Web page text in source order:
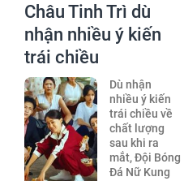
Châu Tinh Trì dù
nhận nhiều ý kiến
trái chiều
Dù nhận
nhiều ý kiến
trái chiều về
chất lượng
sau khi ra
mắt, Đội Bóng
Đá Nữ Kung